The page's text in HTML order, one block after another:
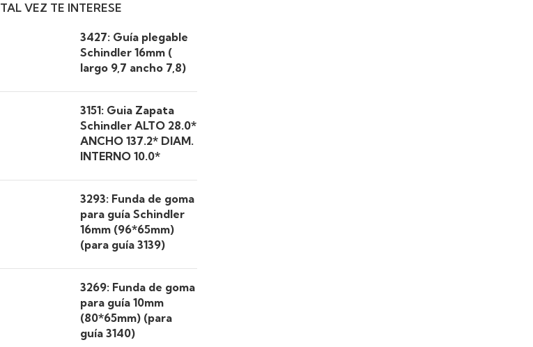
TAL VEZ TE INTERESE
3427: Guía plegable
Schindler 16mm (
largo 9,7 ancho 7,8)
3151: Guia Zapata
Schindler ALTO 28.0*
ANCHO 137.2* DIAM.
INTERNO 10.0*
3293: Funda de goma
para guía Schindler
16mm (96*65mm)
(para guía 3139)
3269: Funda de goma
para guía 10mm
(80*65mm) (para
guía 3140)